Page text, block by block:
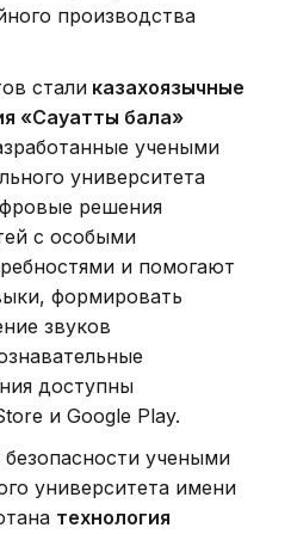
производства
стали казахоязычные
«Сауатты бала»
учеными
университета
решения
с особыми
и помогают
формировать
звуков
доступны
и Google Play.
учеными
университета имени
технология